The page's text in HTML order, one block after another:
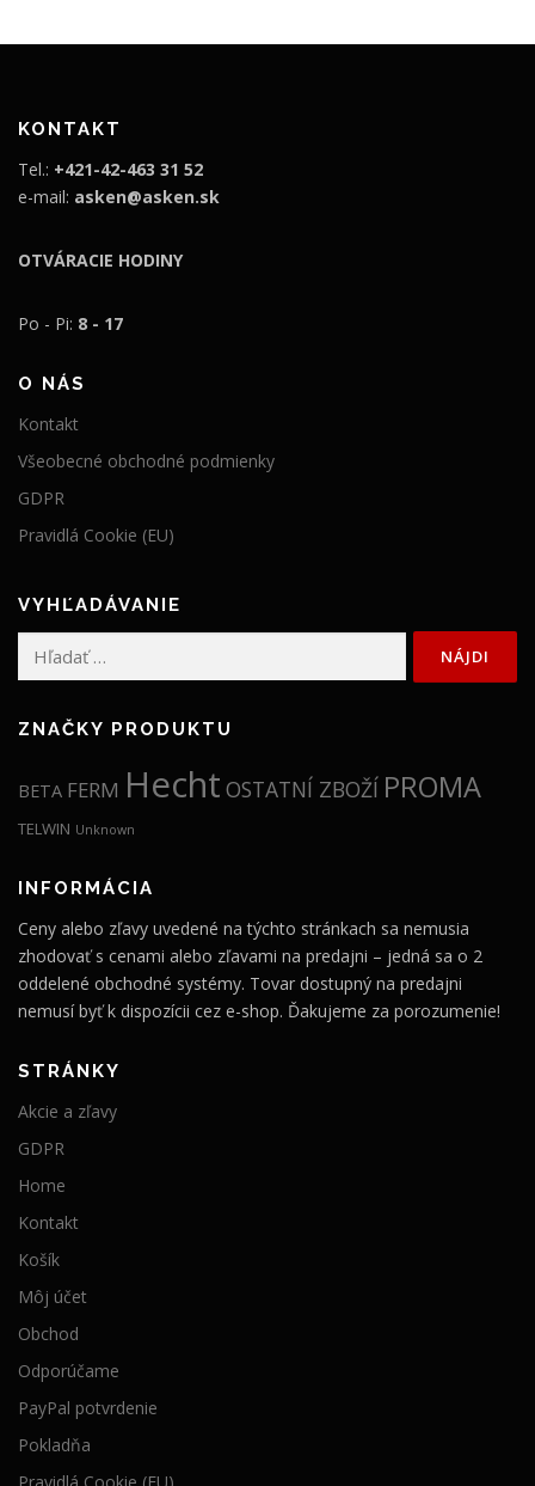
KONTAKT
Tel.: +421-42-463 31 52
e-mail: asken@asken.sk
OTVÁRACIE HODINY
Po - Pi: 8 - 17
O NÁS
Kontakt
Všeobecné obchodné podmienky
GDPR
Pravidlá Cookie (EU)
VYHĽADÁVANIE
Hľadať:
ZNAČKY PRODUKTU
BETA FERM Hecht OSTATNÍ ZBOŽÍ PROMA
TELWIN Unknown
INFORMÁCIA
Ceny alebo zľavy uvedené na týchto stránkach sa nemusia
zhodovať s cenami alebo zľavami na predajni – jedná sa o 2
oddelené obchodné systémy. Tovar dostupný na predajni
nemusí byť k dispozícii cez e-shop. Ďakujeme za porozumenie!
STRÁNKY
Akcie a zľavy
GDPR
Home
Kontakt
Košík
Môj účet
Obchod
Odporúčame
PayPal potvrdenie
Pokladňa